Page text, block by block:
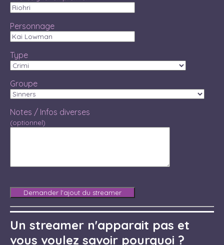
Personnage
Type
Groupe
Notes / Infos diverses
(optionnel)
Un streamer n'apparait pas et
vous voulez savoir pourquoi ?